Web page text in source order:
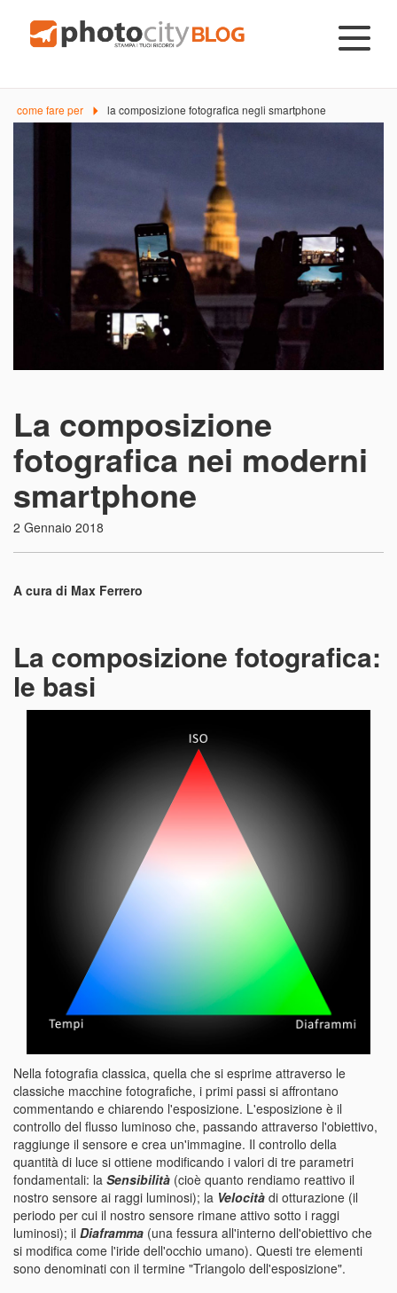
come fare per la composizione fotografica negli smartphone
La composizione
fotografica nei moderni
smartphone
2 Gennaio 2018
A cura di Max Ferrero
La composizione fotografica:
le basi
Nella fotografia classica, quella che si esprime attraverso le
classiche macchine fotografiche, i primi passi si affrontano
commentando e chiarendo l'esposizione. L'esposizione è il
controllo del flusso luminoso che, passando attraverso l'obiettivo,
raggiunge il sensore e crea un'immagine. Il controllo della
quantità di luce si ottiene modificando i valori di tre parametri
fondamentali: la Sensibilità (cioè quanto rendiamo reattivo il
nostro sensore ai raggi luminosi); la Velocità di otturazione (il
periodo per cui il nostro sensore rimane attivo sotto i raggi
luminosi); il Diaframma (una fessura all'interno dell'obiettivo che
si modifica come l'iride dell'occhio umano). Questi tre elementi
sono denominati con il termine "Triangolo dell'esposizione".